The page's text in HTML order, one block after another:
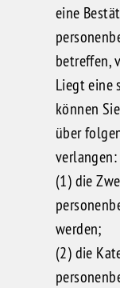
eine
betreffen,
Liegt eine
können
über
verlangen:
(1) die
werden;
(2) die